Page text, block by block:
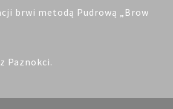
brwi metodą Pudrową „Brow
Paznokci.